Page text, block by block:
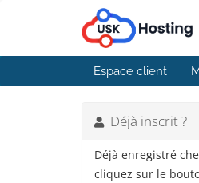
Espace client
Déjà inscrit ?
Déjà enregistré
cliquez sur le